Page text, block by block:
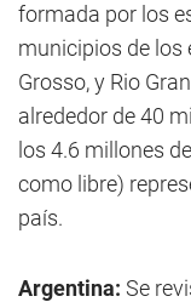
formada por los
municipios de
Grosso, y Rio
alrededor de 40
los 4.6 millones
como libre)
país.
Argentina: Se